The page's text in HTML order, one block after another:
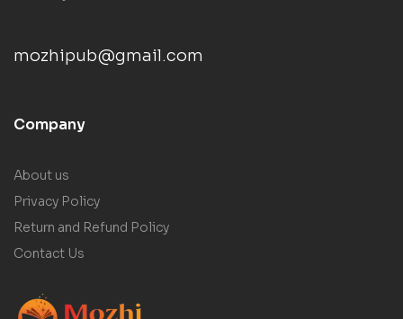
mozhipub@gmail.com
Company
About us
Privacy Policy
Return and Refund Policy
Contact Us